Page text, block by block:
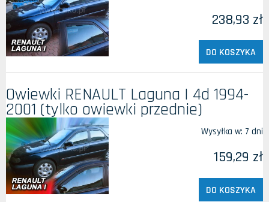
238,93 zł
DO KOSZYKA
Owiewki RENAULT Laguna I 4d 1994-
2001 (tylko owiewki przednie)
Wysyłka w: 7 dni
159,29 zł
DO KOSZYKA